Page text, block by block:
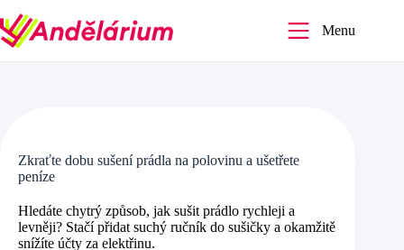
to
content
Menu
Zkraťte dobu sušení prádla na polovinu a ušetřete
peníze
Hledáte chytrý způsob, jak sušit prádlo rychleji a
levněji? Stačí přidat suchý ručník do sušičky a okamžitě
snížíte účty za elektřinu.